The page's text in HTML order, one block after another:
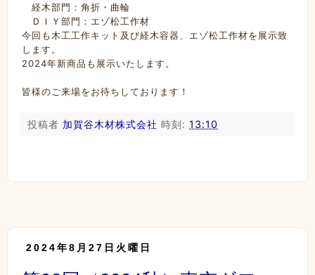
経木部門：角折・曲輪
ＤＩＹ部門：エゾ松工作材
今回も木工工作キット及び経木容器、エゾ松工作材を展示致
します。
2024年新商品も展示いたします。
皆様のご来場をお待ちしております！
投稿者 加賀谷木材株式会社 時刻: 13:10
2024年8月27日火曜日